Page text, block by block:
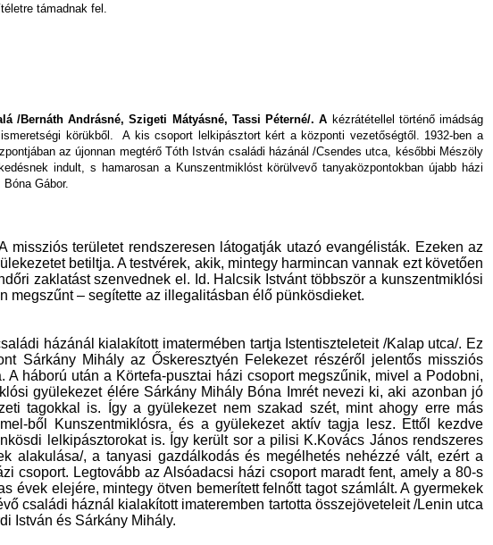
támadnak fel.
/Bernáth Andrásné, Szigeti Mátyásné, Tassi Péterné/. A kézrátétellel történő imádság
körükből.
A kis csoport lelkipásztort kért a központi vezetőségtől. 1932-ben a
az újonnan megtérő Tóth István családi házánál /Csendes utca, későbbi Mészöly
indult, s hamarosan a Kunszentmiklóst körülvevő tanyaközpontokban újabb házi
Gábor.
területet rendszeresen látogatják utazó evangélisták. Ezeken az
betiltja. A testvérek, akik, mintegy harmincan vannak ezt követően
zaklatást szenvednek el. Id. Halcsik Istvánt többször a kunszentmiklósi
megszűnt – segítette az illegalitásban élő pünkösdieket.
házánál kialakított imatermében tartja Istentiszteleteit /Kalap utca/. Ez
Sárkány Mihály az Őskeresztyén Felekezet részéről jelentős missziós
háború után a Körtefa-pusztai házi csoport megszűnik, mivel a Podobni,
gyülekezet élére Sárkány Mihály Bóna Imrét nevezi ki, aki azonban jó
tagokkal is. Így a gyülekezet nem szakad szét, mint ahogy erre más
ből Kunszentmiklósra, és a gyülekezet aktív tagja lesz. Ettől kezdve
lelkipásztorokat is. Így került sor a pilisi K.Kovács János rendszeres
alakulása/, a tanyasi gazdálkodás és megélhetés nehézzé vált, ezért a
csoport. Legtovább az Alsóadacsi házi csoport maradt fent, amely a 80-s
évek elejére, mintegy ötven bemerített felnőtt tagot számlált. A gyermekek
családi háznál kialakított imateremben tartotta összejöveteleit /Lenin utca
István és Sárkány Mihály.